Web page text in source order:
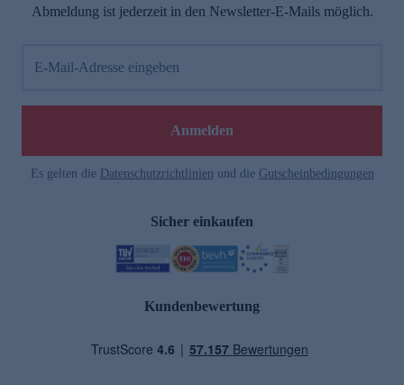
Abmeldung ist jederzeit in den Newsletter-E-Mails möglich.
E-Mail-Adresse eingeben
Anmelden
Es gelten die Datenschutzrichtlinien und die Gutscheinbedingungen
Sicher einkaufen
Kundenbewertung